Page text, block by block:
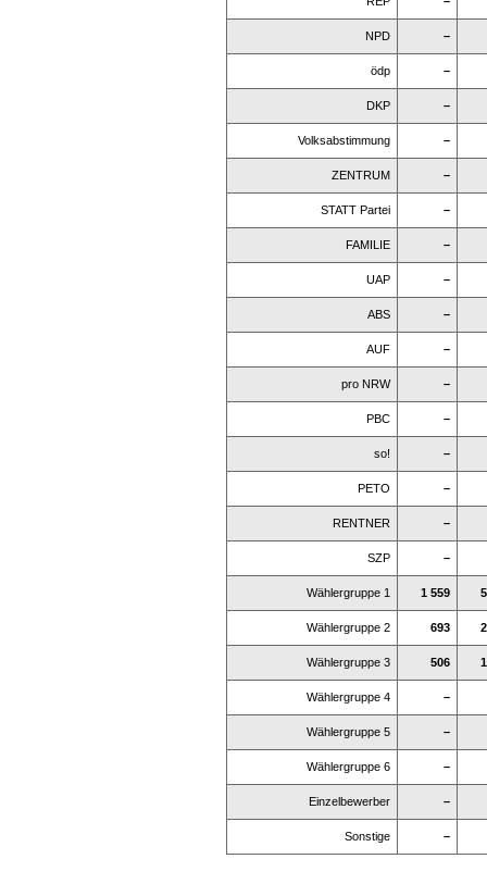
NPD –
ödp –
DKP –
Volksabstimmung –
ZENTRUM –
STATT Partei –
FAMILIE –
UAP –
ABS –
AUF –
pro NRW –
PBC –
so! –
PETO –
RENTNER –
SZP –
Wählergruppe 1 1 559
Wählergruppe 2 693
Wählergruppe 3 506
Wählergruppe 4 –
Wählergruppe 5 –
Wählergruppe 6 –
Einzelbewerber –
Sonstige –